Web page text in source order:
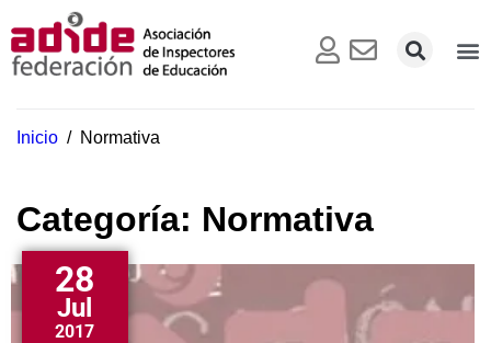
Inicio / Normativa
Categoría: Normativa
28
Jul
2017